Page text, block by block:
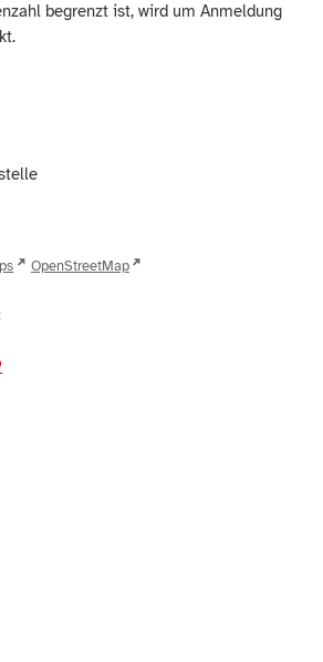
begrenzt ist, wird um Anmeldung
OpenStreetMap